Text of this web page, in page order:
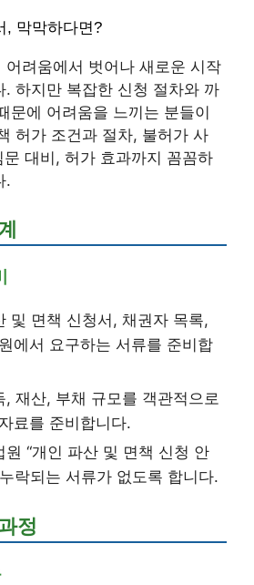
, 막막하다면?
어려움에서 벗어나 새로운 시작
. 하지만 복잡한 신청 절차와 까
문에 어려움을 느끼는 분들이
허가 조건과 절차, 불허가 사
대비, 허가 효과까지 꼼꼼하
.
및 면책 신청서, 채권자 목록,
에서 요구하는 서류를 준비합
, 재산, 부채 규모를 객관적으로
료를 준비합니다.
원 “개인 파산 및 면책 신청 안
락되는 서류가 없도록 합니다.
정